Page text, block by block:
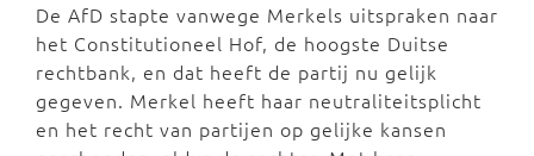
De AfD stapte vanwege Merkels uitspraken naar
het Constitutioneel Hof, de hoogste Duitse
rechtbank, en dat heeft de partij nu gelijk
gegeven. Merkel heeft haar neutraliteitsplicht
en het recht van partijen op gelijke kansen